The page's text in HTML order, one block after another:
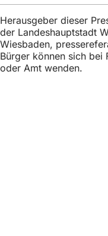
Herausgeber dieser
der Landeshauptstadt
Wiesbaden,
Bürger können sich bei
oder Amt wenden.